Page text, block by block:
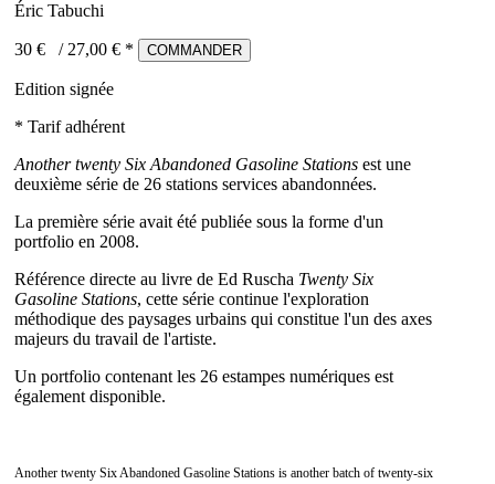
Éric Tabuchi
30 € / 27,00 € * COMMANDER
Edition signée
* Tarif adhérent
Another twenty Six Abandoned Gasoline Stations est une
deuxième série de 26 stations services abandonnées.
La première série avait été publiée sous la forme d'un
portfolio en 2008.
Référence directe au livre de Ed Ruscha Twenty Six
Gasoline Stations, cette série continue l'exploration
méthodique des paysages urbains qui constitue l'un des axes
majeurs du travail de l'artiste.
Un portfolio contenant les 26 estampes numériques est
également disponible.
Another twenty Six Abandoned Gasoline Stations is another batch of twenty-six